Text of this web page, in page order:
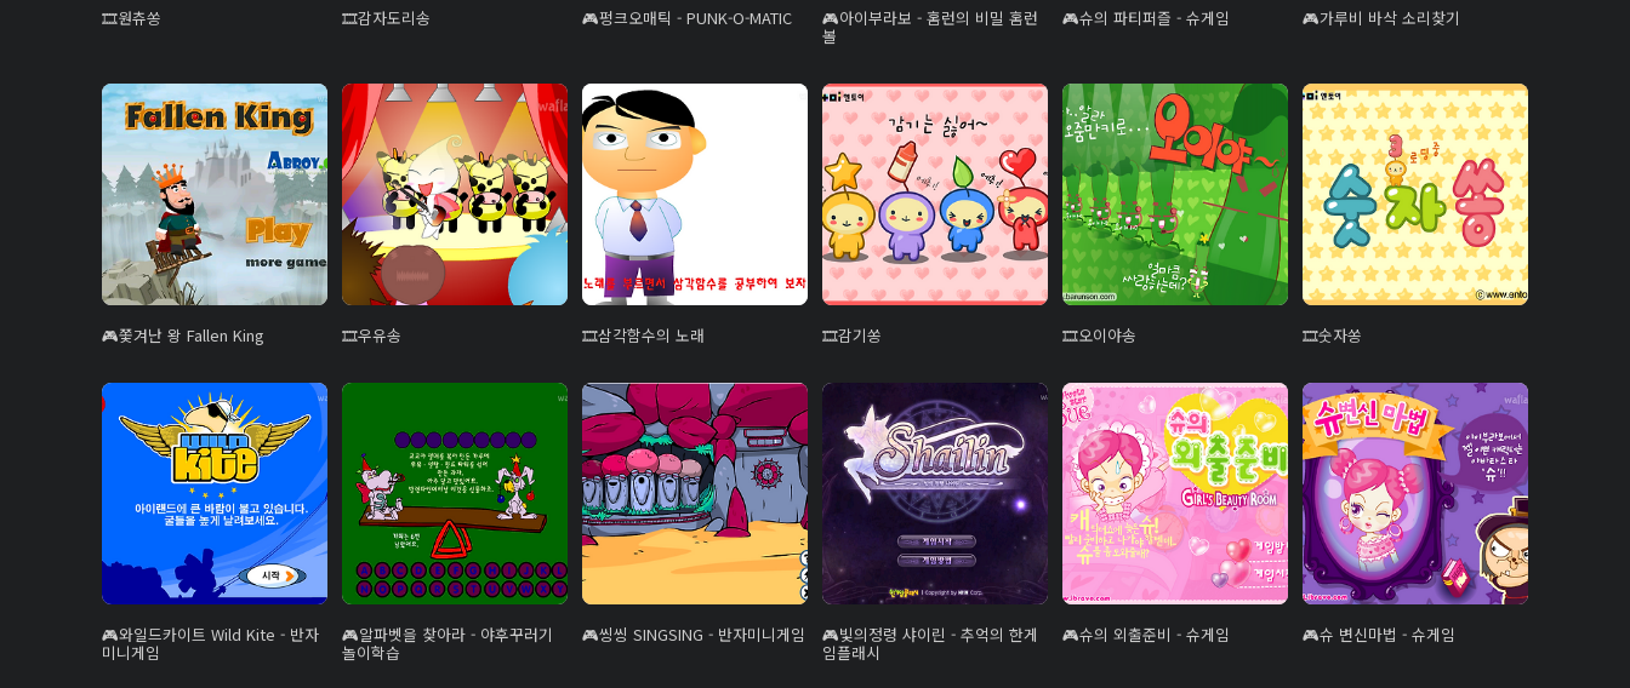
원츄쏭 감자도리송 펑크오매틱 - PUNK-O-MATIC 아이부라보 - 홈런의 비밀 홈런
볼
슈의 파티퍼즐 - 슈게임 가루비 바삭 소리찾기
쫓겨난 왕 Fallen King 우유송 삼각함수의 노래 감기쏭 오이야송 숫자쏭
와일드카이트 Wild Kite - 반자
미니게임
알파벳을 찾아라 - 야후꾸러기
놀이학습
씽씽 SINGSING - 반자미니게임 빛의정령 샤이린 - 추억의 한게
임플래시
슈의 외출준비 - 슈게임 슈 변신마법 - 슈게임